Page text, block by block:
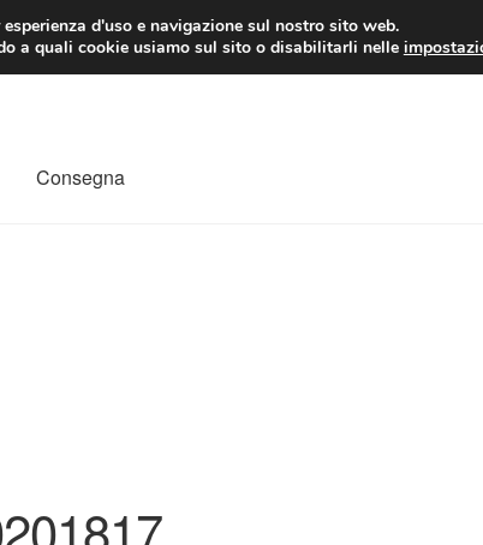
Lun-Ven
Consegna
d'uso e navigazione sul nostro sito web.
a quali cookie usiamo sul sito o disabilitarli nelle